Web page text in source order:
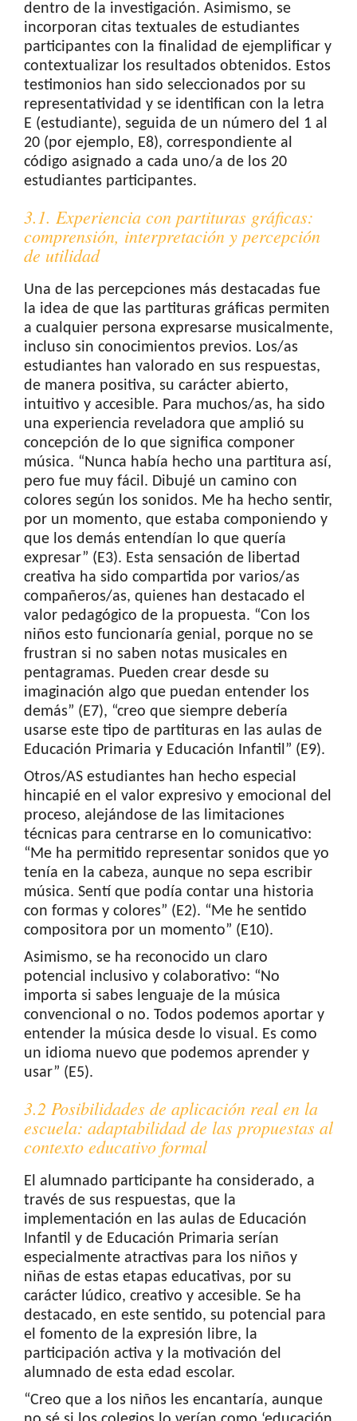
dentro de la investigación. Asimismo, se
incorporan citas textuales de estudiantes
participantes con la finalidad de ejemplificar y
contextualizar los resultados obtenidos. Estos
testimonios han sido seleccionados por su
representatividad y se identifican con la letra
E (estudiante), seguida de un número del 1 al
20 (por ejemplo, E8), correspondiente al
código asignado a cada uno/a de los 20
estudiantes participantes.
3.1. Experiencia con partituras gráficas:
comprensión, interpretación y percepción
de utilidad
Una de las percepciones más destacadas fue
la idea de que las partituras gráficas permiten
a cualquier persona expresarse musicalmente,
incluso sin conocimientos previos. Los/as
estudiantes han valorado en sus respuestas,
de manera positiva, su carácter abierto,
intuitivo y accesible. Para muchos/as, ha sido
una experiencia reveladora que amplió su
concepción de lo que significa componer
música. “Nunca había hecho una partitura así,
pero fue muy fácil. Dibujé un camino con
colores según los sonidos. Me ha hecho sentir,
por un momento, que estaba componiendo y
que los demás entendían lo que quería
expresar” (E3). Esta sensación de libertad
creativa ha sido compartida por varios/as
compañeros/as, quienes han destacado el
valor pedagógico de la propuesta. “Con los
niños esto funcionaría genial, porque no se
frustran si no saben notas musicales en
pentagramas. Pueden crear desde su
imaginación algo que puedan entender los
demás” (E7), “creo que siempre debería
usarse este tipo de partituras en las aulas de
Educación Primaria y Educación Infantil” (E9).
Otros/AS estudiantes han hecho especial
hincapié en el valor expresivo y emocional del
proceso, alejándose de las limitaciones
técnicas para centrarse en lo comunicativo:
“Me ha permitido representar sonidos que yo
tenía en la cabeza, aunque no sepa escribir
música. Sentí que podía contar una historia
con formas y colores” (E2). “Me he sentido
compositora por un momento” (E10).
Asimismo, se ha reconocido un claro
potencial inclusivo y colaborativo: “No
importa si sabes lenguaje de la música
convencional o no. Todos podemos aportar y
entender la música desde lo visual. Es como
un idioma nuevo que podemos aprender y
usar” (E5).
3.2 Posibilidades de aplicación real en la
escuela: adaptabilidad de las propuestas al
contexto educativo formal
El alumnado participante ha considerado, a
través de sus respuestas, que la
implementación en las aulas de Educación
Infantil y de Educación Primaria serían
especialmente atractivas para los niños y
niñas de estas etapas educativas, por su
carácter lúdico, creativo y accesible. Se ha
destacado, en este sentido, su potencial para
el fomento de la expresión libre, la
participación activa y la motivación del
alumnado de esta edad escolar.
“Creo que a los niños les encantaría, aunque